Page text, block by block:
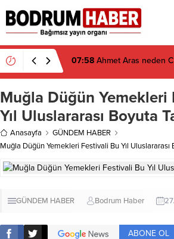
07:58 Ahmet Aras neden
Muğla Düğün Yemekleri
Yıl Uluslararası Boyuta
Anasayfa
GÜNDEM HABER
Muğla Düğün Yemekleri Festivali Bu Yıl Uluslararası
GÜNDEM HABER Bodrum Haber
ABONE OL